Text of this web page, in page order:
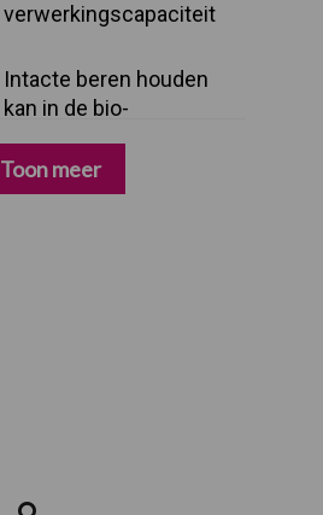
verwerkingscapaciteit
Intacte beren houden
kan in de bio-
varkenshouderij, maar
dan moet alles kloppen
Toon meer